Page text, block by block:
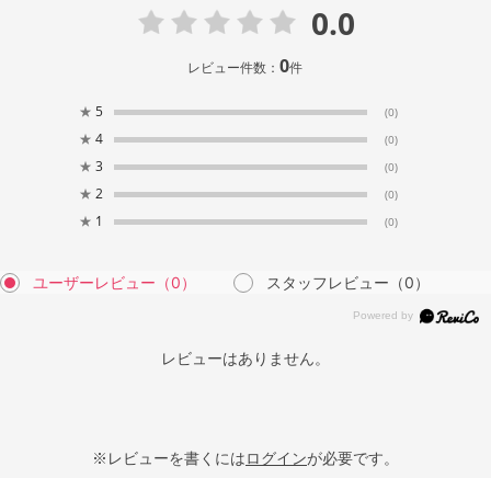
0.0
レビュー件数：0件
★ 5 (0)
★ 4 (0)
★ 3 (0)
★ 2 (0)
★ 1 (0)
ユーザーレビュー （0） スタッフレビュー （0）
レビューはありません。
※レビューを書くにはログインが必要です。